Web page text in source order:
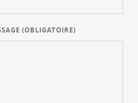
(OBLIGATOIRE)